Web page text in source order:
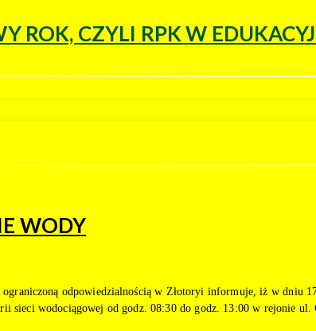
ROK, CZYLI RPK W
WODY
ograniczoną odpowiedzialnością w Złotoryi informuje, iż w dniu
sieci wodociągowej od godz. 08:30 do godz. 13:00 w rejonie ul.